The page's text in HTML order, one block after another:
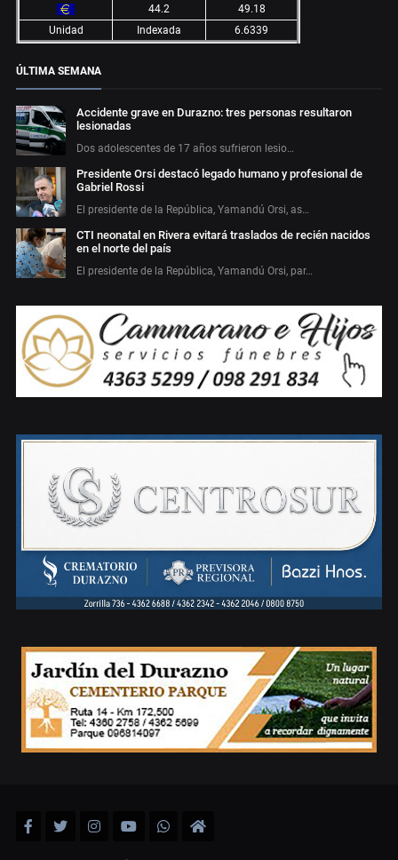
44.2
49.18
Unidad
Indexada 6.6339
ÚLTIMA SEMANA
Accidente grave en Durazno: tres personas resultaron
lesionadas
Dos adolescentes de 17 años sufrieron lesio…
Presidente Orsi destacó legado humano y profesional de
Gabriel Rossi
El presidente de la República, Yamandú Orsi, as…
CTI neonatal en Rivera evitará traslados de recién nacidos
en el norte del país
El presidente de la República, Yamandú Orsi, par…